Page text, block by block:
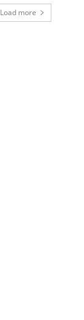
Load more